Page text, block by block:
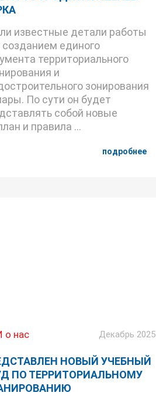
известные детали работы
созданием единого
территориального
и
зонирования
По сути он будет
собой новые
и правила ...
подробнее
о нас Декабрь 2025
НОВЫЙ УЧЕБНЫЙ
ПО ТЕРРИТОРИАЛЬНОМУ